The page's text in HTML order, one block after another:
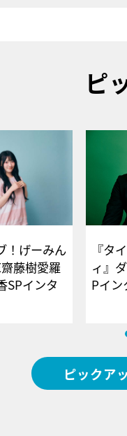
ピ
！げーみん
藤樹愛羅
SPインタ
『タ
ィ』
Pイ
ピックア